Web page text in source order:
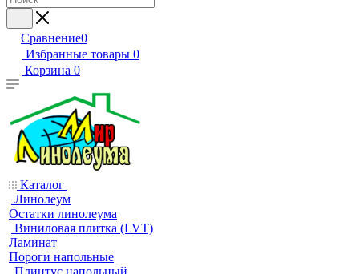
Сравнение0
Избранные товары 0
Корзина 0
Каталог
Линолеум
Остатки линолеума
Виниловая плитка (LVT)
Ламинат
Пороги напольные
Плинтус напольный